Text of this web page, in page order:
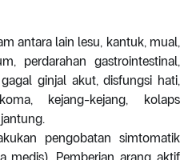
antara lain lesu, kantuk, mual,
perdarahan gastrointestinal,
ginjal akut, disfungsi hati,
kejang-kejang, kolaps
pengobatan simtomatik